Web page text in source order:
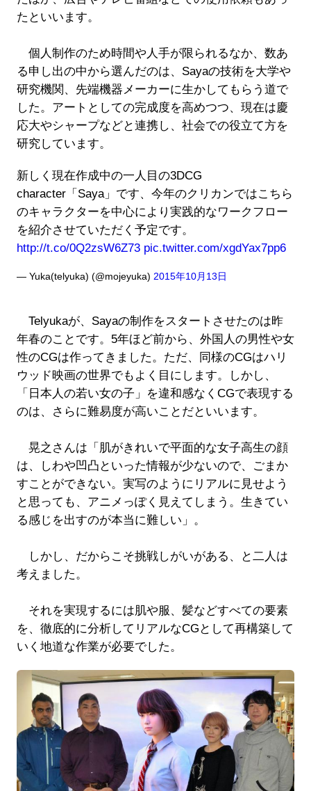
たといいます。
個人制作のため時間や人手が限られるなか、数あ
る申し出の中から選んだのは、Sayaの技術を大学や
研究機関、先端機器メーカーに生かしてもらう道で
した。アートとしての完成度を高めつつ、現在は慶
応大やシャープなどと連携し、社会での役立て方を
研究しています。
新しく現在作成中の一人目の3DCG
character「Saya」です、今年のクリカンではこちら
のキャラクターを中心により実践的なワークフロー
を紹介させていただく予定です。
http://t.co/0Q2zsW6Z73 pic.twitter.com/xgdYax7pp6
— Yuka(telyuka) (@mojeyuka) 2015年10月13日
Telyukaが、Sayaの制作をスタートさせたのは昨
年春のことです。5年ほど前から、外国人の男性や女
性のCGは作ってきました。ただ、同様のCGはハリ
ウッド映画の世界でもよく目にします。しかし、
「日本人の若い女の子」を違和感なくCGで表現する
のは、さらに難易度が高いことだといいます。
晃之さんは「肌がきれいで平面的な女子高生の顔
は、しわや凹凸といった情報が少ないので、ごまか
すことができない。実写のようにリアルに見せよう
と思っても、アニメっぽく見えてしまう。生きてい
る感じを出すのが本当に難しい」。
しかし、だからこそ挑戦しがいがある、と二人は
考えました。
それを実現するには肌や服、髪などすべての要素
を、徹底的に分析してリアルなCGとして再構築して
いく地道な作業が必要でした。